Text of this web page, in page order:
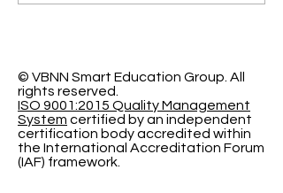
© VBNN Smart Education Group. All
rights reserved.
ISO 9001:2015 Quality Management
System certified by an independent
certification body accredited within
the International Accreditation Forum
(IAF) framework.